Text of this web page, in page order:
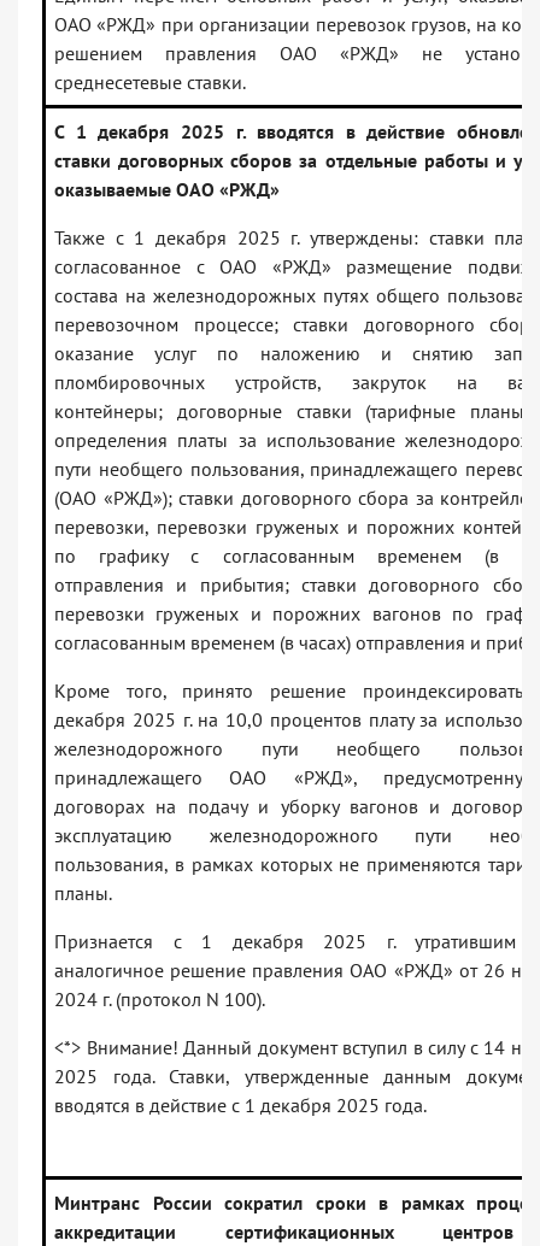
ОАО «РЖД» при организации перевозок грузов, на
решением правления ОАО «РЖД» не
среднесетевые ставки.
С 1 декабря 2025 г. вводятся в действие
ставки договорных сборов за отдельные работы и
оказываемые ОАО «РЖД»
Также с 1 декабря 2025 г. утверждены: ставки
согласованное с ОАО «РЖД» размещение
состава на железнодорожных путях общего
перевозочном процессе; ставки договорного
оказание услуг по наложению и снятию
пломбировочных устройств, закруток на
контейнеры; договорные ставки (тарифные планы)
определения платы за использование
пути необщего пользования, принадлежащего
(ОАО «РЖД»); ставки договорного сбора за
перевозки, перевозки груженых и порожних
по графику с согласованным временем (в
отправления и прибытия; ставки договорного
перевозки груженых и порожних вагонов по
согласованным временем (в часах) отправления и
Кроме того, принято решение
декабря 2025 г. на 10,0 процентов плату за
железнодорожного пути необщего
принадлежащего ОАО «РЖД»,
договорах на подачу и уборку вагонов и
эксплуатацию железнодорожного пути
пользования, в рамках которых не применяются
планы.
Признается с 1 декабря 2025 г. утратившим
аналогичное решение правления ОАО «РЖД» от 26
2024 г. (протокол N 100).
<*> Внимание! Данный документ вступил в силу с 14
2025 года. Ставки, утвержденные данным
вводятся в действие с 1 декабря 2025 года.
Минтранс России сократил сроки в рамках
аккредитации сертификационных